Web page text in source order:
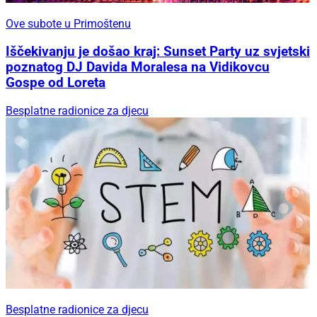
Ove subote u Primoštenu
Iščekivanju je došao kraj: Sunset Party uz svjetski
poznatog DJ Davida Moralesa na Vidikovcu
Gospe od Loreta
Besplatne radionice za djecu
Besplatne radionice za djecu